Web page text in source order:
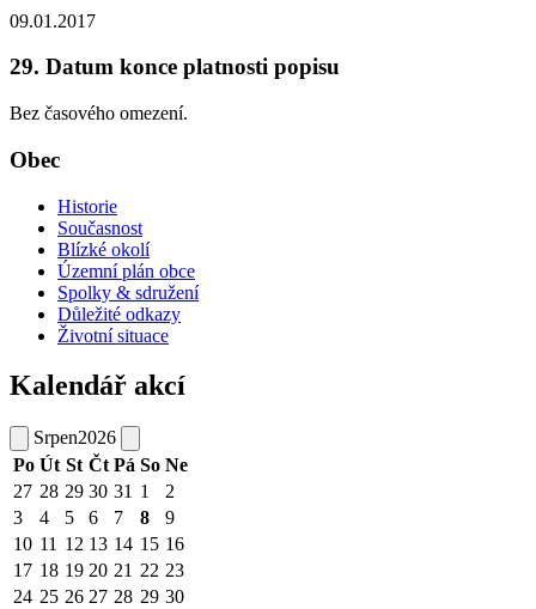
09.01.2017
29. Datum konce platnosti popisu
Bez časového omezení.
Obec
Historie
Současnost
Blízké okolí
Územní plán obce
Spolky & sdružení
Důležité odkazy
Životní situace
Kalendář akcí
Srpen2026
Po Út St Čt Pá So Ne
27 28 29 30 31 1
2
3
4 5 6 7 8
9
10 11 12 13 14 15 16
17 18 19 20 21 22 23
24 25 26 27 28 29 30